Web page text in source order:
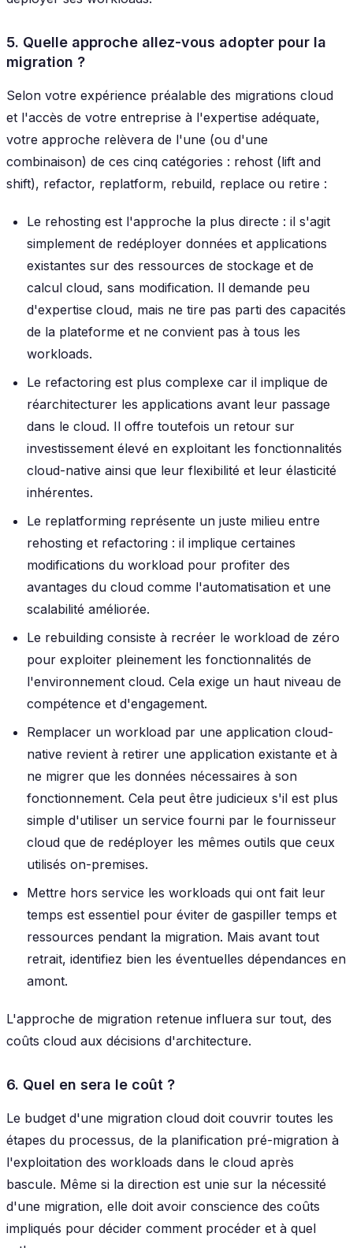
5. Quelle approche allez-vous adopter pour la
migration ?
Selon votre expérience préalable des migrations cloud
et l'accès de votre entreprise à l'expertise adéquate,
votre approche relèvera de l'une (ou d'une
combinaison) de ces cinq catégories : rehost (lift and
shift), refactor, replatform, rebuild, replace ou retire :
Le rehosting est l'approche la plus directe : il s'agit
simplement de redéployer données et applications
existantes sur des ressources de stockage et de
calcul cloud, sans modification. Il demande peu
d'expertise cloud, mais ne tire pas parti des capacités
de la plateforme et ne convient pas à tous les
workloads.
Le refactoring est plus complexe car il implique de
réarchitecturer les applications avant leur passage
dans le cloud. Il offre toutefois un retour sur
investissement élevé en exploitant les fonctionnalités
cloud-native ainsi que leur flexibilité et leur élasticité
inhérentes.
Le replatforming représente un juste milieu entre
rehosting et refactoring : il implique certaines
modifications du workload pour profiter des
avantages du cloud comme l'automatisation et une
scalabilité améliorée.
Le rebuilding consiste à recréer le workload de zéro
pour exploiter pleinement les fonctionnalités de
l'environnement cloud. Cela exige un haut niveau de
compétence et d'engagement.
Remplacer un workload par une application cloud-
native revient à retirer une application existante et à
ne migrer que les données nécessaires à son
fonctionnement. Cela peut être judicieux s'il est plus
simple d'utiliser un service fourni par le fournisseur
cloud que de redéployer les mêmes outils que ceux
utilisés on-premises.
Mettre hors service les workloads qui ont fait leur
temps est essentiel pour éviter de gaspiller temps et
ressources pendant la migration. Mais avant tout
retrait, identifiez bien les éventuelles dépendances en
amont.
L'approche de migration retenue influera sur tout, des
coûts cloud aux décisions d'architecture.
6. Quel en sera le coût ?
Le budget d'une migration cloud doit couvrir toutes les
étapes du processus, de la planification pré-migration à
l'exploitation des workloads dans le cloud après
bascule. Même si la direction est unie sur la nécessité
d'une migration, elle doit avoir conscience des coûts
impliqués pour décider comment procéder et à quel